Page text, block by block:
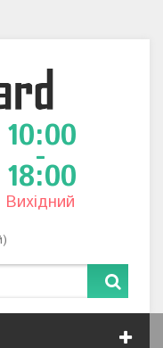
10:00
-
18:00
Вихідний